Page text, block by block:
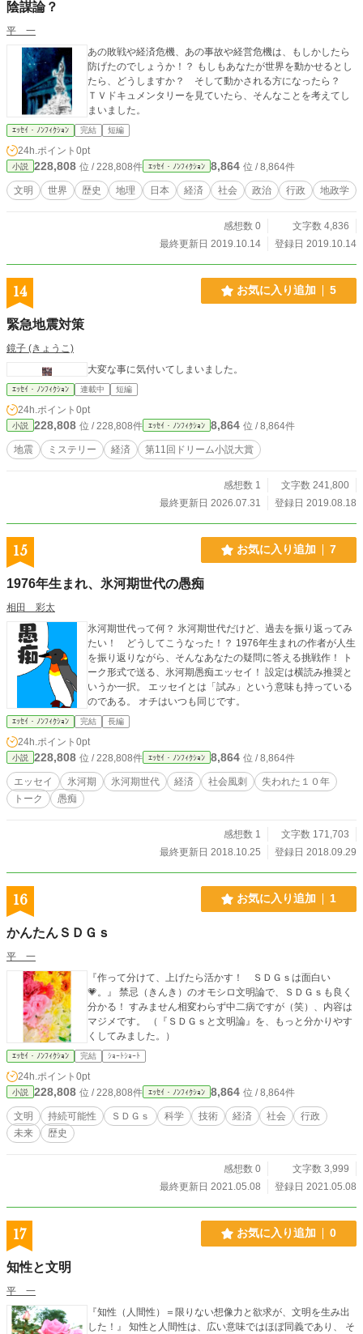
陰謀論？
平 一
あの敗戦や経済危機、あの事故や経営危機は、もしかしたら
防げたのでしょうか！？ もしもあなたが世界を動かせるとし
たら、どうしますか？ そして動かされる方になったら？
ＴＶドキュメンタリーを見ていたら、そんなことを考えてし
まいました。
ｴｯｾｲ・ﾉﾝﾌｨｸｼｮﾝ 完結 短編
24h.ポイント 0pt
小説 228,808 位 / 228,808件 ｴｯｾｲ・ﾉﾝﾌｨｸｼｮﾝ 8,864 位 / 8,864件
文明 世界 歴史 地理 日本 経済 社会 政治 行政 地政学
感想数 0
文字数 4,836
最終更新日 2019.10.14
登録日 2019.10.14
14 お気に入り追加 5
緊急地震対策
鏡子 (きょうこ)
大変な事に気付いてしまいました。
ｴｯｾｲ・ﾉﾝﾌｨｸｼｮﾝ 連載中 短編
24h.ポイント 0pt
小説 228,808 位 / 228,808件 ｴｯｾｲ・ﾉﾝﾌｨｸｼｮﾝ 8,864 位 / 8,864件
地震 ミステリー 経済 第11回ドリーム小説大賞
感想数 1
文字数 241,800
最終更新日 2026.07.31
登録日 2019.08.18
15 お気に入り追加 7
1976年生まれ、氷河期世代の愚痴
相田 彩太
氷河期世代って何？ 氷河期世代だけど、過去を振り返ってみ
たい！ どうしてこうなった！？ 1976年生まれの作者が人生
を振り返りながら、そんなあなたの疑問に答える挑戦作！ ト
ーク形式で送る、氷河期愚痴エッセイ！ 設定は横読み推奨と
いうか一択。 エッセイとは「試み」という意味も持っている
のである。 オチはいつも同じです。
ｴｯｾｲ・ﾉﾝﾌｨｸｼｮﾝ 完結 長編
24h.ポイント 0pt
小説 228,808 位 / 228,808件 ｴｯｾｲ・ﾉﾝﾌｨｸｼｮﾝ 8,864 位 / 8,864件
エッセイ 氷河期 氷河期世代 経済 社会風刺
失われた１０年
トーク
愚痴
感想数 1
文字数 171,703
最終更新日 2018.10.25
登録日 2018.09.29
16 お気に入り追加 1
かんたんＳＤＧｓ
平 一
『作って分けて、上げたら活かす！ ＳＤＧｓは面白い
💗。』 禁忌（きんき）のオモシロ文明論で、ＳＤＧｓも良く
分かる！ すみません相変わらず中二病ですが（笑）、内容は
マジメです。 （『ＳＤＧｓと文明論』を、もっと分かりやす
くしてみました。）
ｴｯｾｲ・ﾉﾝﾌｨｸｼｮﾝ 完結 ｼｮｰﾄｼｮｰﾄ
24h.ポイント 0pt
小説 228,808 位 / 228,808件 ｴｯｾｲ・ﾉﾝﾌｨｸｼｮﾝ 8,864 位 / 8,864件
文明 持続可能性 ＳＤＧｓ 科学 技術 経済 社会
行政
未来
歴史
感想数 0
文字数 3,999
最終更新日 2021.05.08
登録日 2021.05.08
17 お気に入り追加 0
知性と文明
平 一
『知性（人間性）＝限りない想像力と欲求が、文明を生み出
した！』 知性と人間性は、広い意味ではほぼ同義であり、 そ